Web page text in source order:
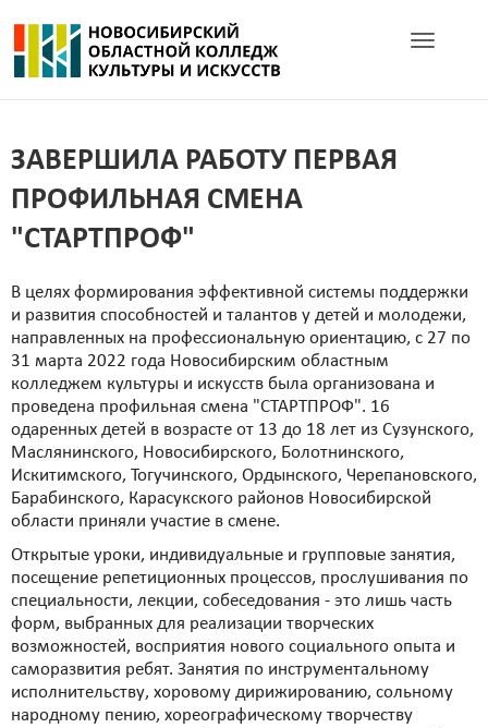
Toggle
ЗАВЕРШИЛА РАБОТУ ПЕРВАЯ
ПРОФИЛЬНАЯ СМЕНА
"СТАРТПРОФ"
В целях формирования эффективной системы поддержки
и развития способностей и талантов у детей и молодежи,
направленных на профессиональную ориентацию, с 27 по
31 марта 2022 года Новосибирским областным
колледжем культуры и искусств была организована и
проведена профильная смена "СТАРТПРОФ". 16
одаренных детей в возрасте от 13 до 18 лет из Сузунского,
Маслянинского, Новосибирского, Болотнинского,
Искитимского, Тогучинского, Ордынского, Черепановского,
Барабинского, Карасукского районов Новосибирской
области приняли участие в смене.
Открытые уроки, индивидуальные и групповые занятия,
посещение репетиционных процессов, прослушивания по
специальности, лекции, собеседования - это лишь часть
форм, выбранных для реализации творческих
возможностей, восприятия нового социального опыта и
саморазвития ребят. Занятия по инструментальному
исполнительству, хоровому дирижированию, сольному
народному пению, хореографическому творчеству